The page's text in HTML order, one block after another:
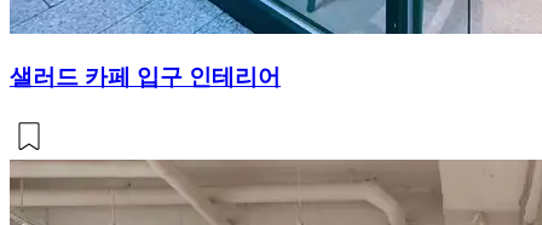
샐러드 카페 입구 인테리어